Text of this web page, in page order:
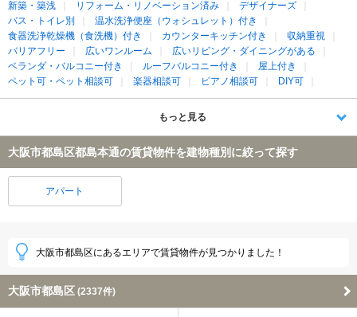
新築・築浅 リフォーム・リノベーション済み
デザイナーズ
バス・トイレ別
温水洗浄便座（ウォシュレット）付き
食器洗浄乾燥機（食洗機）付き
カウンターキッチン付き
収納重視
バリアフリー
広いワンルーム
広いリビング・ダイニングがある
ベランダ・バルコニー付き
ルーフバルコニー付き
屋上付き
ペット可・ペット相談可
楽器相談可 ピアノ相談可 DIY可
もっと見る
大阪市都島区都島本通の賃貸物件を建物種別に絞って探す
アパート
大阪市都島区にあるエリアで賃貸物件が見つかりました！
大阪市都島区 (2337件)